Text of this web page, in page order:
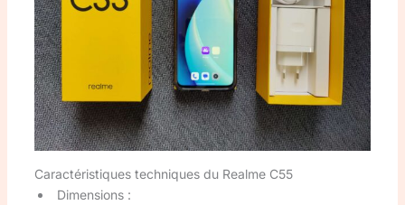
Caractéristiques techniques du Realme C55
Dimensions :